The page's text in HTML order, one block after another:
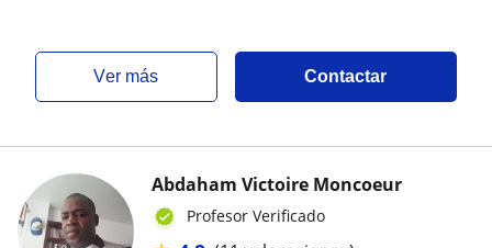
ver más Contactar
Abdaham Victoire Moncoeur
Profesor Verificado